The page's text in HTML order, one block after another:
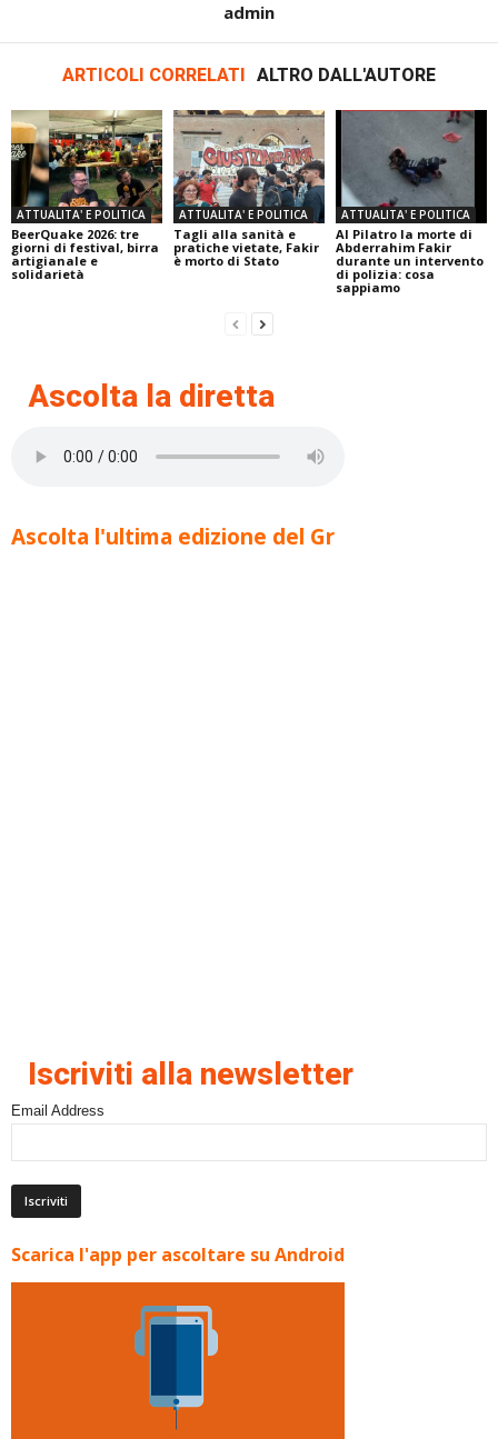
admin
ARTICOLI CORRELATI ALTRO DALL'AUTORE
ATTUALITA' E POLITICA
BeerQuake 2026: tre
giorni di festival, birra
artigianale e
solidarietà
ATTUALITA' E POLITICA
Tagli alla sanità e
pratiche vietate, Fakir
è morto di Stato
ATTUALITA' E POLITICA
Al Pilatro la morte di
Abderrahim Fakir
durante un intervento
di polizia: cosa
sappiamo
Ascolta la diretta
Ascolta l'ultima edizione del Gr
Iscriviti alla newsletter
Email Address
Scarica l'app per ascoltare su Android